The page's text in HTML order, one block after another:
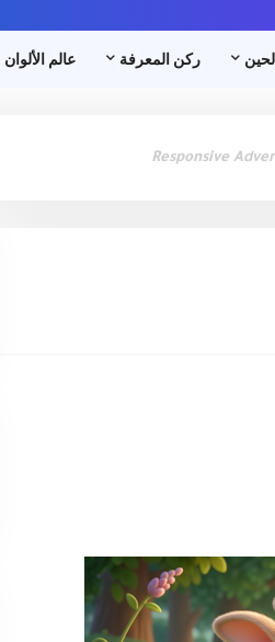
ركن المعرفة عالم الألوان
Responsive